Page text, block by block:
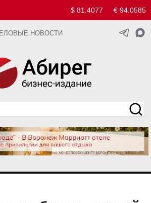
$ 81.4077 € 94.0585
НОВОСТИ